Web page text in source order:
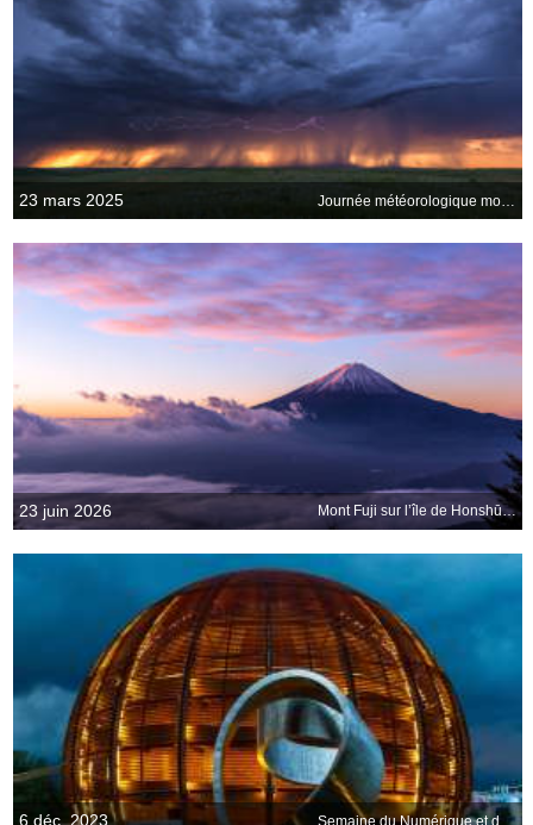
23 mars 2025 Journée météorologique mondiale
23 juin 2026 Mont Fuji sur l’île de Honshū, Japon
6 déc. 2023 Semaine du Numérique et des Sciences Informatiques